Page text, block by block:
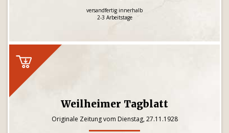
versandfertig innerhalb
2-3 Arbeitstage
Weilheimer Tagblatt
Originale Zeitung vom Dienstag, 27.11.1928